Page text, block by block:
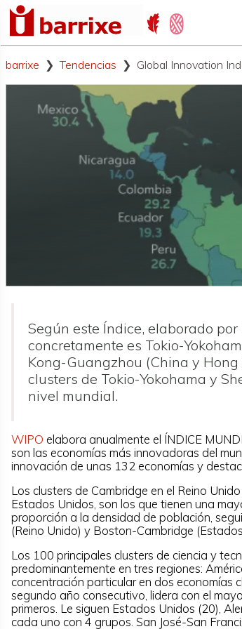
barrixe Tendencias Global Innovation
Según este Índice, elaborado
concretamente es Tokio-
Kong-Guangzhou (China y
clusters de Tokio-Yokohama y
nivel mundial.
WIPO elabora anualmente el ÍNDICE
son las economías más innovadoras del
innovación de unas 132 economías y
Los clusters de Cambridge en el Reino
Estados Unidos, son los que tienen una
proporción a la densidad de población,
(Reino Unido) y Boston-Cambridge
Los 100 principales clusters de ciencia y
predominantemente en tres regiones:
concentración particular en dos economías
segundo año consecutivo, lidera con el
primeros. Le siguen Estados Unidos (20),
cada uno con 4 grupos. San José-San